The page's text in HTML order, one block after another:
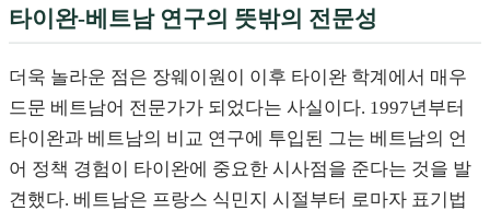
타이완-베트남 연구의 뜻밖의 전문성
더욱 놀라운 점은 장웨이원이 이후 타이완 학계에서 매우
드문 베트남어 전문가가 되었다는 사실이다. 1997년부터
타이완과 베트남의 비교 연구에 투입된 그는 베트남의 언
어 정책 경험이 타이완에 중요한 시사점을 준다는 것을 발
견했다. 베트남은 프랑스 식민지 시절부터 로마자 표기법